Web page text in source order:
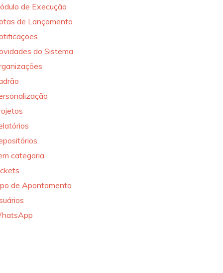
de Execução
de Lançamento
do Sistema
categoria
de Apontamento